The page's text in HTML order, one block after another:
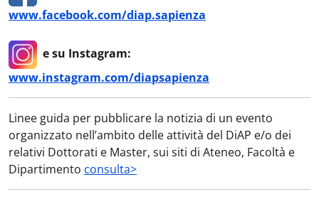
www.facebook.com/diap.sapienza
e su Instagram:
www.instagram.com/diapsapienza
Linee guida per pubblicare la notizia di un evento
organizzato nell’ambito delle attività del DiAP e/o dei
relativi Dottorati e Master, sui siti di Ateneo, Facoltà e
Dipartimento consulta>